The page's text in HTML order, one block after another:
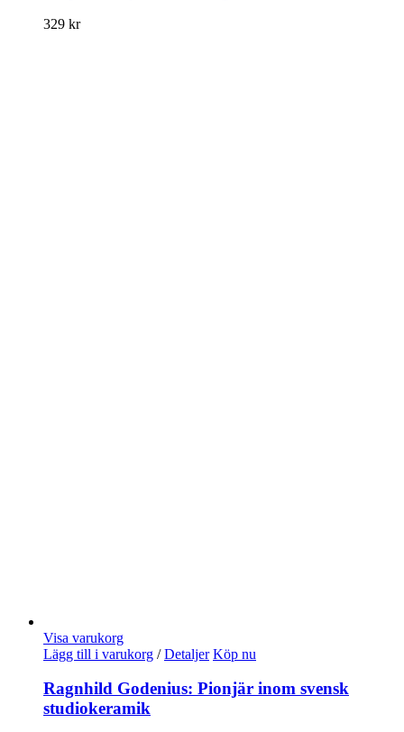
329 kr
Visa varukorg
Lägg till i varukorg / Detaljer Köp nu
Ragnhild Godenius: Pionjär inom svensk
studiokeramik